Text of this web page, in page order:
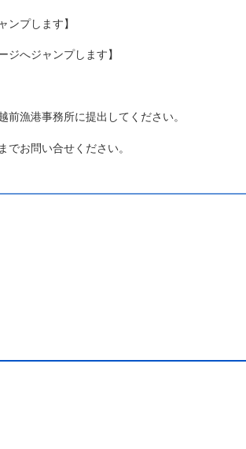
ンプします】
ジへジャンプします】
漁港事務所に提出してください。
お問い合せください。